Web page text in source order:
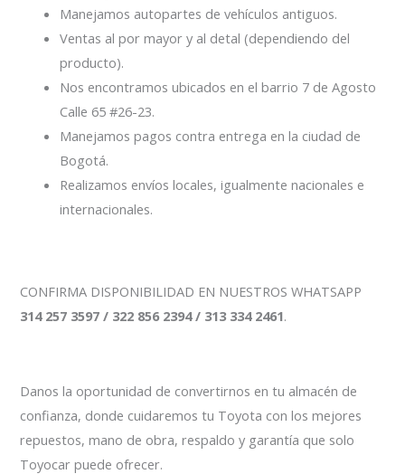
Manejamos autopartes de vehículos antiguos.
Ventas al por mayor y al detal (dependiendo del
producto).
Nos encontramos ubicados en el barrio 7 de Agosto
Calle 65 #26-23.
Manejamos pagos contra entrega en la ciudad de
Bogotá.
Realizamos envíos locales, igualmente nacionales e
internacionales.
CONFIRMA DISPONIBILIDAD EN NUESTROS WHATSAPP
314 257 3597 / 322 856 2394 / 313 334 2461.
Danos la oportunidad de convertirnos en tu almacén de
confianza, donde cuidaremos tu Toyota con los mejores
repuestos, mano de obra, respaldo y garantía que solo
Toyocar puede ofrecer.